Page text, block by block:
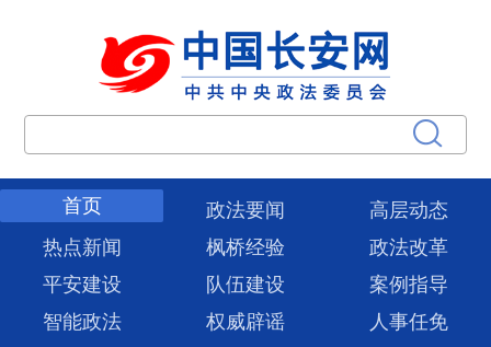
首页 政法要闻
高层动态
热点新闻
枫桥经验
政法改革
平安建设
队伍建设
案例指导
智能政法
权威辟谣
人事任免